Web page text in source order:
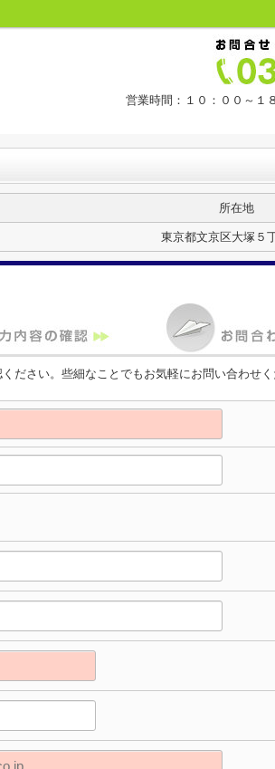
営業時間：１０：００～１
所在地
東京都文京区大塚５
ださい。些細なことでもお気軽にお問い合わせ